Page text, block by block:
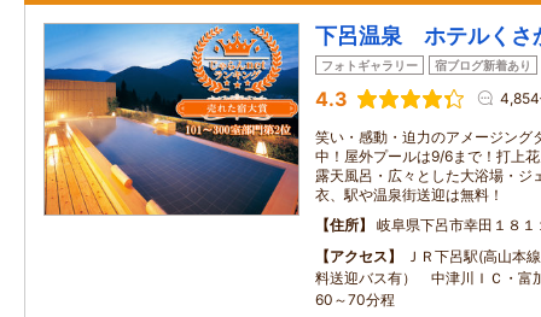
下呂温泉 ホテルくさ
フォトギャラリー 宿ブログ新着あり
4.3
笑い・感動・迫力のアメージング
中！屋外プールは9/6まで！打上
露天風呂・広々とした大浴場・ジ
衣、駅や温泉街送迎は無料！
住所
岐阜県下呂市幸田１８１
アクセス
ＪＲ下呂駅(高山本
料送迎バス有） 中津川ＩＣ・富
60～70分程